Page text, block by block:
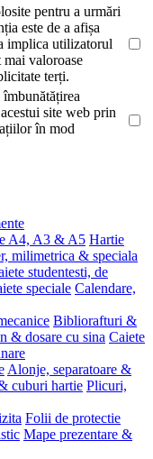
pentru a urmări
este de a afișa
implica utilizatorul
valoroase
terți.
site web prin
în mod
A4, A3 & A5 Hartie
milimetrica & speciala
studentesti, de
speciale Calendare,
Bibliorafturi &
& dosare cu sina Caiete
Alonje, separatoare &
cuburi hartie Plicuri,
Folii de protectie
Mape prezentare &